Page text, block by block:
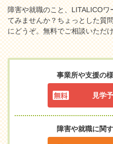
障害や就職のこと、LITALICOワ
てみませんか？ちょっとした質
にどうぞ。無料でご相談いただ
事業所や支援の
見学
障害や就職に関